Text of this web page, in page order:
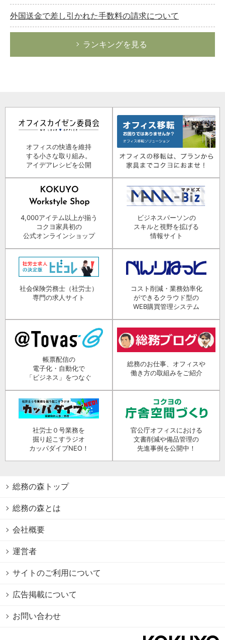
外国送金で差し引かれた手数料の請求について
ランキングを見る
オフィスの快適を維持
する小さな取り組み。
アイデアレシピを公開
4,000アイテム以上が揃う
コクヨ家具初の
公式オンラインショップ
ビジネスパーソンの
スキルと視野を拡げる
情報サイト
社会保険労務士（社労士）
専門の求人サイト
コスト削減・業務効率化
ができるクラウド型の
WEB購買管理システム
帳票配信の
電子化・自動化で
「ビジネス」をつなぐ
総務のお仕事、オフィスや
働き方の取組みをご紹介
社労士０号業務を
掘り起こすラジオ
カッパダイブNEO！
官公庁オフィスにおける
文書削減や備品管理の
先進事例を公開中！
総務の森トップ
総務の森とは
会社概要
運営者
サイトのご利用について
広告掲載について
お問い合わせ